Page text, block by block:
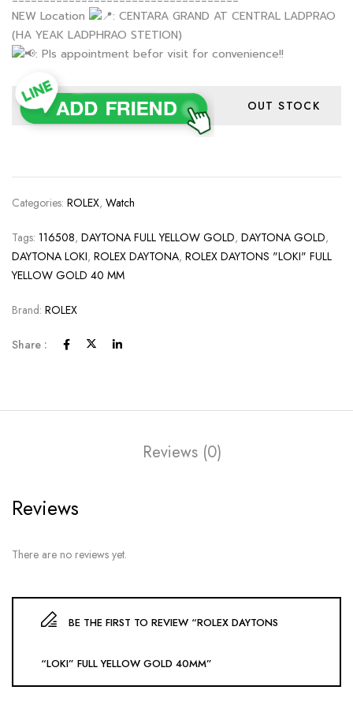
NEW Location
: CENTARA GRAND AT CENTRAL LADPRAO
(HA YEAK LADPHRAO STETION)
: Pls appointment befor visit for convenience!!
OUT STOCK
Categories: ROLEX, Watch
Tags: 116508, DAYTONA FULL YELLOW GOLD, DAYTONA GOLD,
DAYTONA LOKI, ROLEX DAYTONA, ROLEX DAYTONS "LOKI" FULL
YELLOW GOLD 40 MM
Brand: ROLEX
Share :
Reviews (0)
Reviews
There are no reviews yet.
BE THE FIRST TO REVIEW “ROLEX DAYTONS
“LOKI” FULL YELLOW GOLD 40MM”